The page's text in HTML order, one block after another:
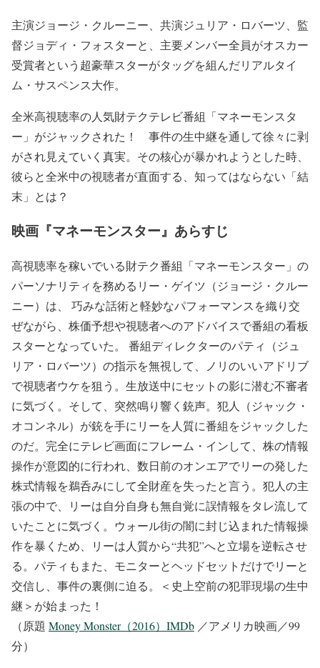
主演ジョージ・クルーニー、共演ジュリア・ロバーツ、監
督ジョディ・フォスターと、主要メンバー全員がオスカー
受賞者という超豪華スターがタッグを組んだリアルタイ
ム・サスペンス大作。
全米高視聴率の人気財テクテレビ番組「マネーモンスタ
ー」がジャックされた！ 事件の生中継を通して徐々に剥
がされ見えていく真実。その核心が暴かれようとした時、
彼らと全米中の視聴者が直面する、知ってはならない「結
末」とは？
映画『マネーモンスター』あらすじ
高視聴率を稼いでいる財テク番組「マネーモンスター」の
パーソナリティを務めるリー・ゲイツ（ジョージ・クルー
ニー）は、 巧みな話術と軽妙なパフォーマンスを織り交
ぜながら、株価予想や視聴者へのアドバイスで番組の看板
スターとなっていた。 番組ディレクターのパティ（ジュ
リア・ロバーツ）の指示を無視して、ノリのいいアドリブ
で視聴者ウケを狙う。生放送中にセットの影に潜む不審者
に気づく。そして、突然鳴り響く銃声。犯人（ジャック・
オコンネル）が銃を手にリーを人質に番組をジャックした
のだ。完全にテレビ画面にフレーム・インして、株の情報
操作が意図的に行われ、数日前のオンエアでリーの発した
株式情報を鵜呑みにして全財産を失ったと言う。犯人の主
張の中で、リーは自分自身も無自覚に誤情報をタレ流して
いたことに気づく。ウォール街の闇に封じ込まれた情報操
作を暴くため、リーは人質から“共犯”へと立場を逆転させ
る。パティもまた、モニターとヘッドセットだけでリーと
交信し、事件の裏側に迫る。＜史上空前の犯罪現場の生中
継＞が始まった！
（原題 Money Monster（2016）IMDb ／アメリカ映画／99
分）